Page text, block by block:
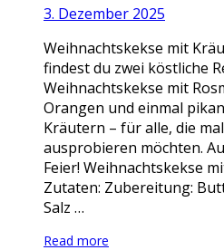
3. Dezember 2025
Weihnachtskekse mit
findest du zwei köstliche
Weihnachtskekse mit
Orangen und einmal
Kräutern – für alle, die
ausprobieren möchten.
Feier! Weihnachtskekse
Zutaten: Zubereitung:
Salz …
Read more